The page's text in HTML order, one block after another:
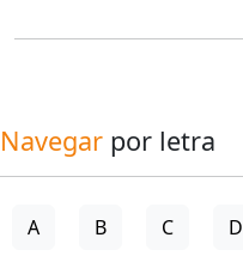
Navegar por letra
A B C D